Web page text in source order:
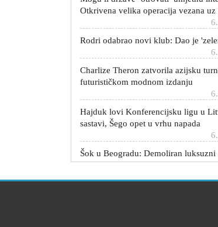
Rodri odabrao novi klub: Dao je
Charlize Theron zatvorila azijsku
Hajduk lovi Konferencijsku ligu u
Šok u Beogradu: Demoliran
reprezentativca
Izbio požar kraj Vrgorca: U pomoć